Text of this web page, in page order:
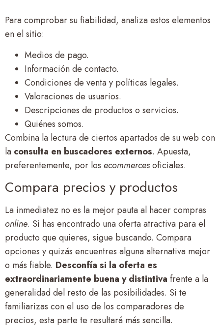
Para comprobar su fiabilidad, analiza estos elementos
en el sitio:
Medios de pago.
Información de contacto.
Condiciones de venta y políticas legales.
Valoraciones de usuarios.
Descripciones de productos o servicios.
Quiénes somos.
Combina la lectura de ciertos apartados de su web con
la consulta en buscadores externos. Apuesta,
preferentemente, por los ecommercesoficiales.
Compara precios y productos
La inmediatez no es la mejor pauta al hacer compras
online. Si has encontrado una oferta atractiva para el
producto que quieres, sigue buscando. Compara
opciones y quizás encuentres alguna alternativa mejor
o más fiable. Desconfía si la oferta es
extraordinariamente buena y distintiva frente a la
generalidad del resto de las posibilidades. Si te
familiarizas con el uso de los comparadores de
precios, esta parte te resultará más sencilla.